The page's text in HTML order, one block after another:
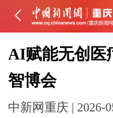
AI赋能无创医
智博会
中新网重庆 | 2026-